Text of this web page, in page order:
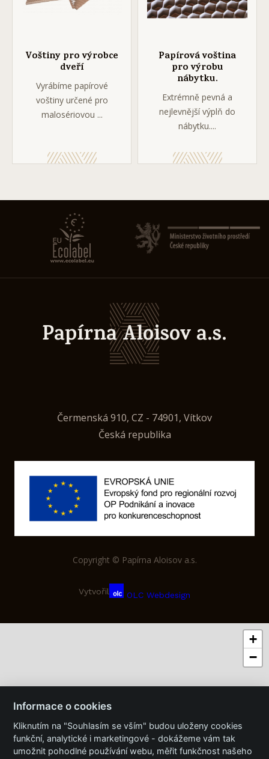
Voštiny pro výrobce
dveří
Vyrábíme papírové
voštiny určené pro
malosériovou ...
Papírová voština
pro výrobu
nábytku.
Extrémně pevná a
nejlevnější výplň do
nábytku....
Papírna Aloisov a.s.
Čermenská 910, CZ - 74901, Vítkov
Česká republika
Copyright © Papírna Aloisov a.s.
Vytvořil OLC Webdesign
+
−
Informace o cookies
Kliknutím na "Souhlasím se vším" budou uloženy cookies
funkční, analytické i marketingové - dokážeme vám tak
umožnit pohodlné používání webu, měřit funkčnost našeho